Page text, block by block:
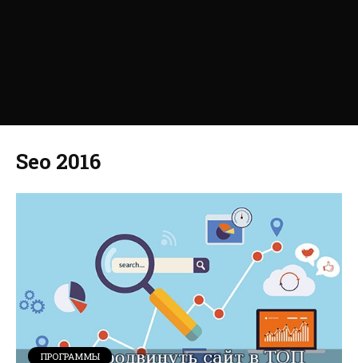
Seo 2016
ПРОГРАММЫ